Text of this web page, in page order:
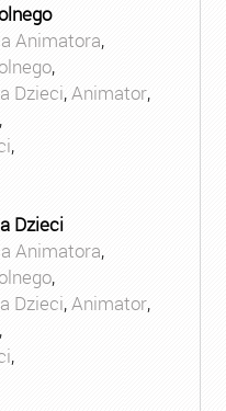
Animatora,
,
Dzieci,Animator,
,
Dzieci
Animatora,
,
Dzieci,Animator,
,